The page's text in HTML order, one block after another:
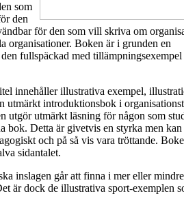
som
den
för den som vill skriva om
organisationer. Boken är i grunden en
fullspäckad med
innehåller illustrativa exempel,
utmärkt introduktionsbok i
utgör utmärkt läsning för någon som
bok. Detta är givetvis en styrka men kan
och på så vis vara tröttande.
sidantalet.
inslagen går att finna i mer eller
är dock de illustrativa sport-exemplen